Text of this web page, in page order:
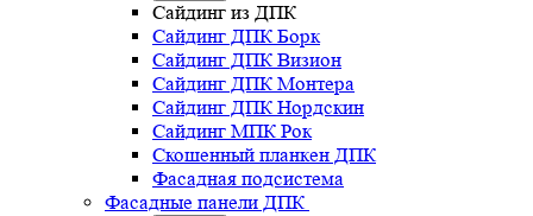
Сайдинг из ДПК
Сайдинг ДПК Борк
Сайдинг ДПК Визион
Сайдинг ДПК Монтера
Сайдинг ДПК Нордскин
Сайдинг МПК Рок
Скошенный планкен ДПК
Фасадная подсистема
Фасадные панели ДПК